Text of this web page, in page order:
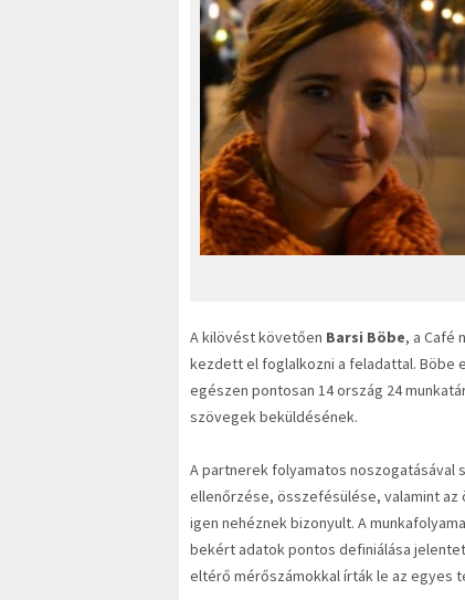
A kilövést követően Barsi Böbe, a Café
kezdett el foglalkozni a feladattal. Böbe
egészen pontosan 14 ország 24
szövegek beküldésének.
A partnerek folyamatos
ellenőrzése, összefésülése, valamint az
igen nehéznek bizonyult. A
bekért adatok pontos definiálása
eltérő mérőszámokkal írták le az egyes